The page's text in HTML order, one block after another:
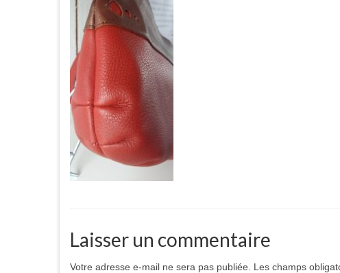
Laisser un commentaire
Votre adresse e-mail ne sera pas publiée. Les champs